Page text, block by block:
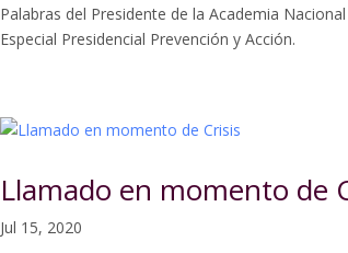
Palabras del Presidente de la Academia
Especial Presidencial Prevención y Acción.
Llamado en momento de
Jul 15, 2020